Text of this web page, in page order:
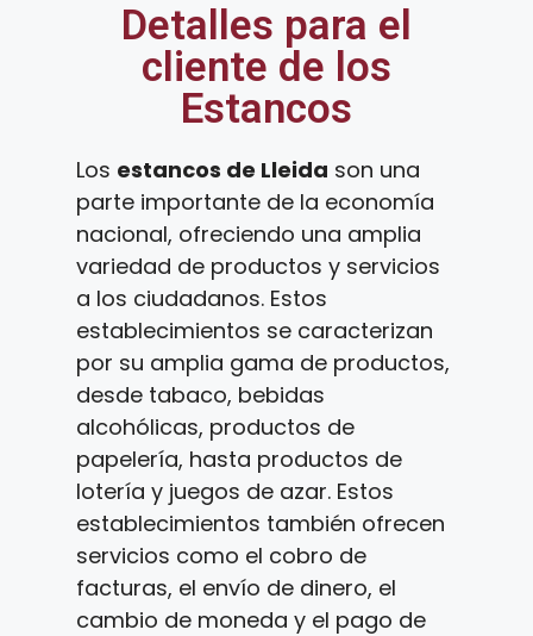
Detalles para el
cliente de los
Estancos
Los estancos de Lleida son una
parte importante de la economía
nacional, ofreciendo una amplia
variedad de productos y servicios
a los ciudadanos. Estos
establecimientos se caracterizan
por su amplia gama de productos,
desde tabaco, bebidas
alcohólicas, productos de
papelería, hasta productos de
lotería y juegos de azar. Estos
establecimientos también ofrecen
servicios como el cobro de
facturas, el envío de dinero, el
cambio de moneda y el pago de